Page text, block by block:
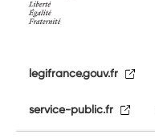
legifrance.gouv.fr
service-public.fr